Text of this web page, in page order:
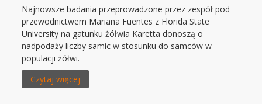
Najnowsze badania przeprowadzone przez zespół pod
przewodnictwem Mariana Fuentes z Florida State
University na gatunku żółwia Karetta donoszą o
nadpodaży liczby samic w stosunku do samców w
populacji żółwi.
Czytaj więcej